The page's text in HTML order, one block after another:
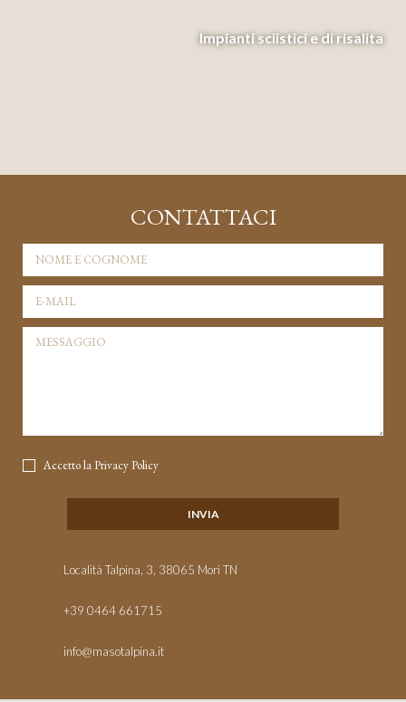
Impianti sciistici e di risalita
CONTATTACI
Accetto laPrivacy Policy
Località Talpina, 3, 38065 Mori TN
+39 0464 661715
info@masotalpina.it